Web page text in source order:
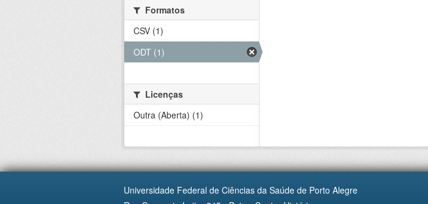
Formatos
CSV (1)
ODT (1)
Licenças
Outra (Aberta) (1)
Universidade Federal de Ciências da Saúde de Porto Alegre